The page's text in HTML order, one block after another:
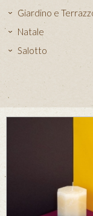
Giardino e
Natale
Salotto